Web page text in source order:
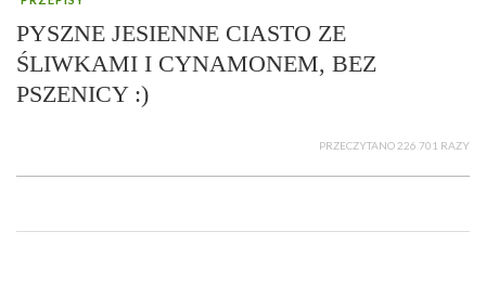
PYSZNE JESIENNE CIASTO ZE
ŚLIWKAMI I CYNAMONEM, BEZ
PSZENICY :)
PRZECZYTANO 226 701 RAZY